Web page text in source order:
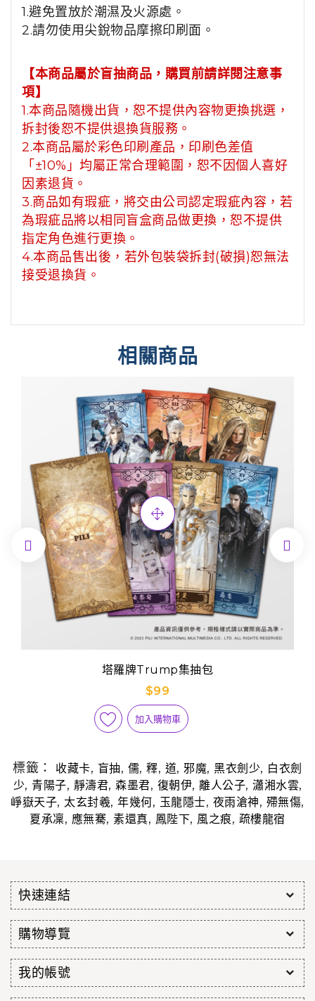
1.避免置放於潮濕及火源處。
2.請勿使用尖銳物品摩擦印刷面。
【本商品屬於盲抽商品，購買前請詳閱注意事
項】
1.本商品隨機出貨，恕不提供內容物更換挑選，
拆封後恕不提供退換貨服務。
2.本商品屬於彩色印刷產品，印刷色差值
「±10%」均屬正常合理範圍，恕不因個人喜好
因素退貨。
3.商品如有瑕疵，將交由公司認定瑕疵內容，若
為瑕疵品將以相同盲盒商品做更換，恕不提供
指定角色進行更換。
4.本商品售出後，若外包裝袋拆封(破損)恕無法
接受退換貨。
相關商品
塔羅牌Trump集抽包
$99
加入購物車
 
標籤： 收藏卡, 盲抽, 儒,釋, 道,邪魔,黑衣劍少, 白衣劍
少, 青陽子, 靜濤君, 森墨君, 復朝伊, 離人公子, 瀟湘水雲,
崢嶽天子, 太玄封羲,年幾何, 玉龍隱士, 夜雨滄神, 殢無傷,
夏承凜, 應無騫,素還真, 鳳陛下, 風之痕, 疏樓龍宿
快速連結
購物導覽
我的帳號